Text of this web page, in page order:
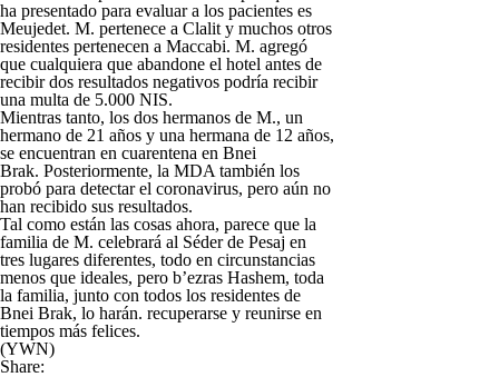
ha presentado para evaluar a los pacientes es
Meujedet. M. pertenece a Clalit y muchos otros
residentes pertenecen a Maccabi. M. agregó
que cualquiera que abandone el hotel antes de
recibir dos resultados negativos podría recibir
una multa de 5.000 NIS.
Mientras tanto, los dos hermanos de M., un
hermano de 21 años y una hermana de 12 años,
se encuentran en cuarentena en Bnei
Brak. Posteriormente, la MDA también los
probó para detectar el coronavirus, pero aún no
han recibido sus resultados.
Tal como están las cosas ahora, parece que la
familia de M. celebrará al Séder de Pesaj en
tres lugares diferentes, todo en circunstancias
menos que ideales, pero b’ezras Hashem, toda
la familia, junto con todos los residentes de
Bnei Brak, lo harán. recuperarse y reunirse en
tiempos más felices.
(YWN)
Share: